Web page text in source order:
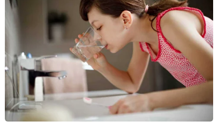
29/7/2022
La Policía Montana hace su
ingreso en el desfile Militar
La Policía Montada del Perú hizo su ingreso en el
Desfile Cívico Militar en el cuartel General del Ejército
en San Borja.